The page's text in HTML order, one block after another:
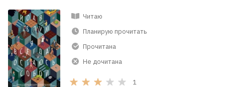
Читаю
Планирую прочитать
Прочитана
Не дочитана
1